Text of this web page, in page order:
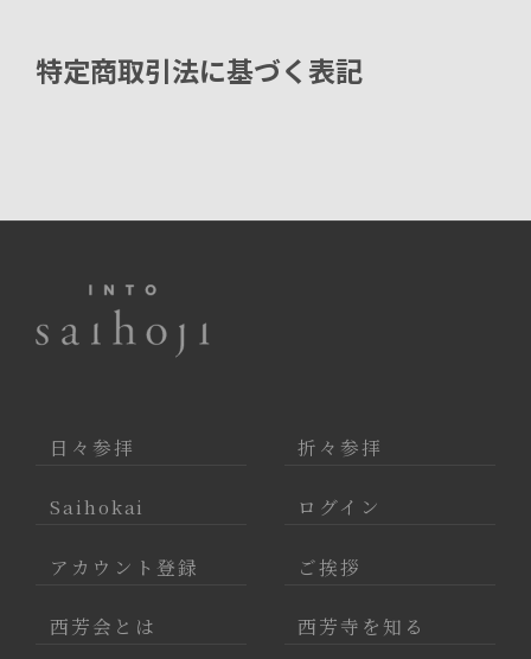
特定商取引法に基づく表記
日々参拝 折々参拝
Saihokai ログイン
アカウント登録 ご挨拶
西芳会とは 西芳寺を知る